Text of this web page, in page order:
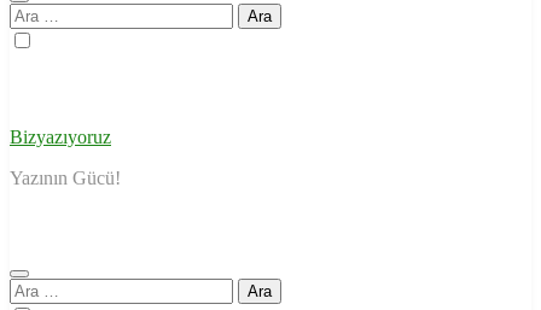
Arama:
Bizyazıyoruz
Yazının Gücü!
Arama: